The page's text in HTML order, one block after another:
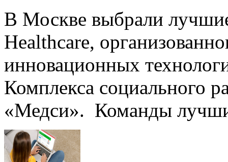
В Москве выбрали
Healthcare,
инновационных
Комплекса социального
«Медси». Команды